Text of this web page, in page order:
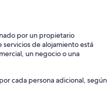
por un propietario
de alojamiento está
un negocio o una
cada persona adicional, según